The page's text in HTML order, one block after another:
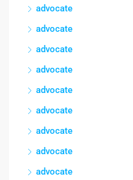
advocate
advocate
advocate
advocate
advocate
advocate
advocate
advocate
advocate